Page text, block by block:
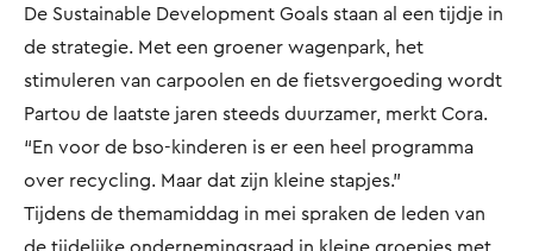
De Sustainable Development Goals staan al een tijdje in
de strategie. Met een groener wagenpark, het
stimuleren van carpoolen en de fietsvergoeding wordt
Partou de laatste jaren steeds duurzamer, merkt Cora.
“En voor de bso-kinderen is er een heel programma
over recycling. Maar dat zijn kleine stapjes.”
Tijdens de themamiddag in mei spraken de leden van
de tijdelijke ondernemingsraad in kleine groepjes met